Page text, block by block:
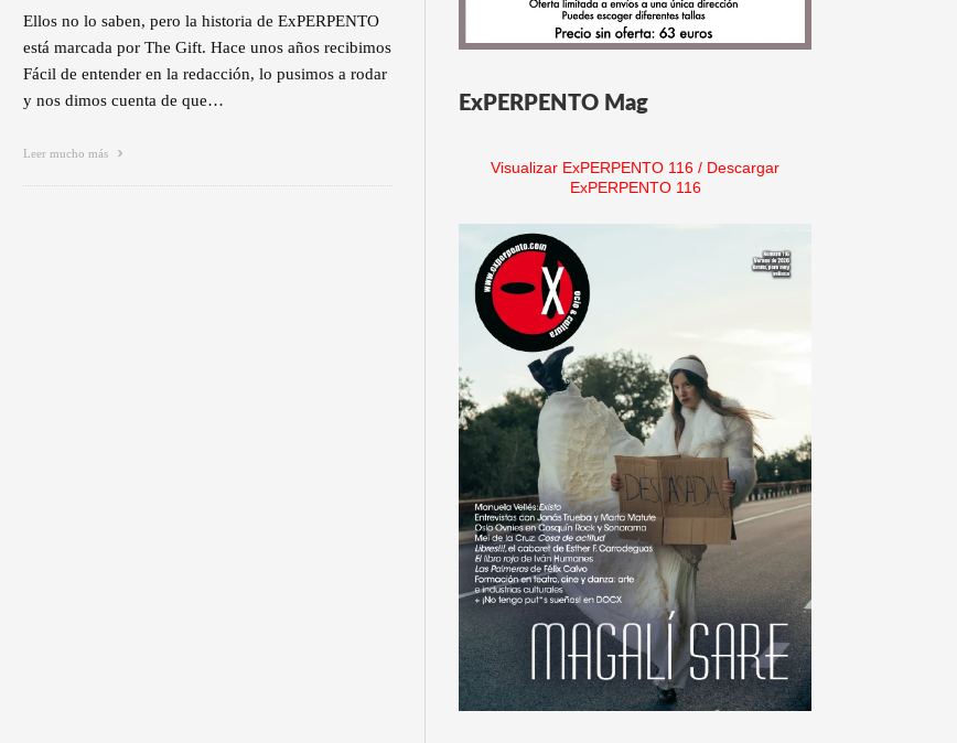
Ellos no lo saben, pero la historia de ExPERPENTO
está marcada por The Gift. Hace unos años recibimos
Fácil de entender en la redacción, lo pusimos a rodar
y nos dimos cuenta de que…
Leer mucho más
ExPERPENTO Mag
Visualizar ExPERPENTO 116 / Descargar
ExPERPENTO 116